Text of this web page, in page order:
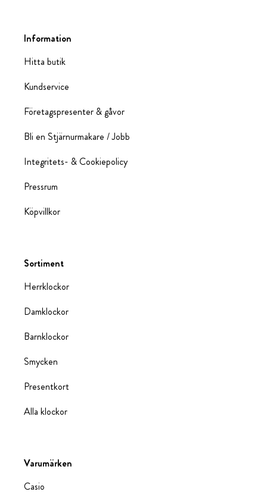
Information
Hitta butik
Kundservice
Företagspresenter & gåvor
Bli en Stjärnurmakare / Jobb
Integritets- & Cookiepolicy
Pressrum
Köpvillkor
Sortiment
Herrklockor
Damklockor
Barnklockor
Smycken
Presentkort
Alla klockor
Varumärken
Casio